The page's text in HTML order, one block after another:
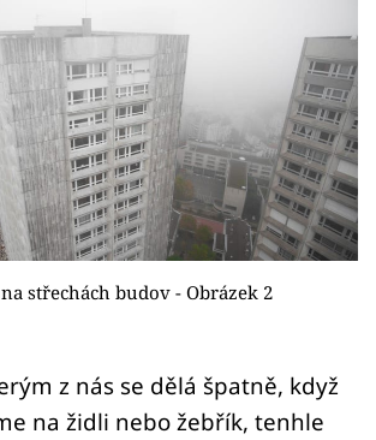
střechách budov - Obrázek 2
z nás se dělá špatně, když
na židli nebo žebřík, tenhle